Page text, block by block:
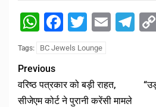
WhatsApp
Facebook
Twitter
Email
Tags: BC Jewels Lounge
Previous
वरिष्ठ पत्रकार को बड़ी राहत,
सीजेएम कोर्ट ने पुरानी करेंसी मामले